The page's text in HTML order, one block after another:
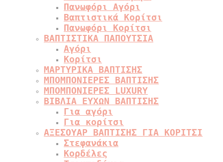
Πανωφόρι Αγόρι
Βαπτιστικά Κορίτσι
Πανωφόρι Κορίτσι
ΒΑΠΤΙΣΤΙΚΑ ΠΑΠΟΥΤΣΙΑ
Αγόρι
Κορίτσι
ΜΑΡΤΥΡΙΚΑ ΒΑΠΤΙΣΗΣ
ΜΠΟΜΠΟΝΙΕΡΕΣ ΒΑΠΤΙΣΗΣ
ΜΠΟΜΠΟΝΙΕΡΕΣ LUXURY
ΒΙΒΛΙΑ ΕΥΧΩΝ ΒΑΠΤΙΣΗΣ
Για αγόρι
Για κορίτσι
ΑΞΕΣΟΥΑΡ ΒΑΠΤΙΣΗΣ ΓΙΑ ΚΟΡΙΤΣΙ
Στεφανάκια
Κορδέλες